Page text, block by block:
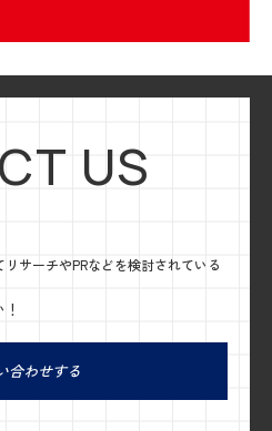
US
サーチやPRなどを検討されている
合わせする